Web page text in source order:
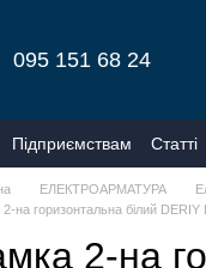
095 151 68 24
Підприємствам Статті
ЕЛЕКТРОАРМАТУРА
на горизонтальна білий
2-на